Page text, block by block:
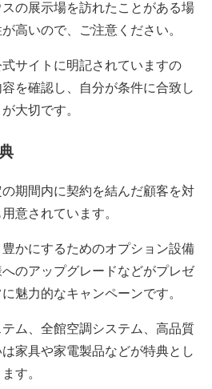
の展示場を訪れたことがある場
高いので、ご注意ください。
サイトに明記されていますの
を確認し、自分が条件に合致し
大切です。
期間内に契約を結んだ顧客を対
意されています。
かにするためのオプション設備
のアップグレードなどがプレゼ
魅力的なキャンペーンです。
ム、全館空調システム、高品質
家具や家電製品などが特典とし
す。